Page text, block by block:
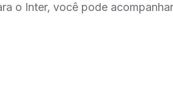
o Inter, você pode